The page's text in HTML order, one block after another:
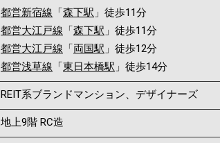
都営新宿線 「森下駅 」徒歩11分
都営大江戸線 「森下駅 」徒歩11分
都営大江戸線 「両国駅 」徒歩12分
都営浅草線 「東日本橋駅 」徒歩14分
REIT系ブランドマンション、デザイナーズ
地上9階 RC造